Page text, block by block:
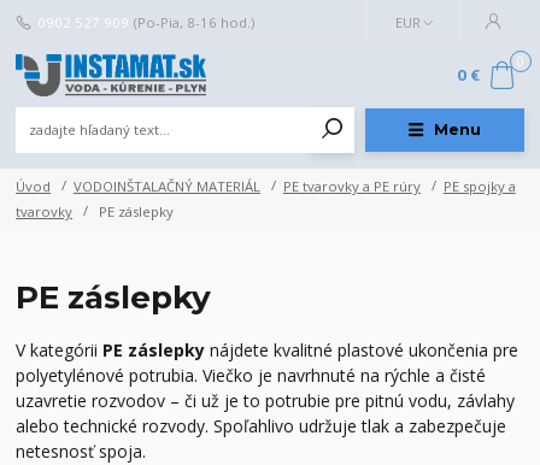
Menu
EUR
0902 527 909 (Po-Pia, 8-16 hod.)
0
0 €
Úvod VODOINŠTALAČNÝ MATERIÁL PE tvarovky a PE rúry
PE spojky a
tvarovky
PE záslepky
PE záslepky
V kategórii PE záslepky nájdete kvalitné plastové ukončenia pre
polyetylénové potrubia. Viečko je navrhnuté na rýchle a čisté
uzavretie rozvodov – či už je to potrubie pre pitnú vodu, závlahy
alebo technické rozvody. Spoľahlivo udržuje tlak a zabezpečuje
netesnosť spoja.